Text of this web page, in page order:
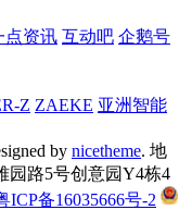
点资讯 互动吧 企鹅号
Z ZAEKE 亚洲智能
by nicetheme. 地
园路5号创意园Y4栋4
ICP备16035666号-2